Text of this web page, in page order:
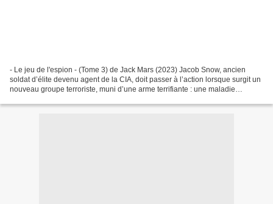
- Le jeu de l'espion - (Tome 3) de Jack Mars (2023) Jacob Snow, ancien
soldat d’élite devenu agent de la CIA, doit passer à l’action lorsque surgit un
nouveau groupe terroriste, muni d’une arme terrifiante : une maladie